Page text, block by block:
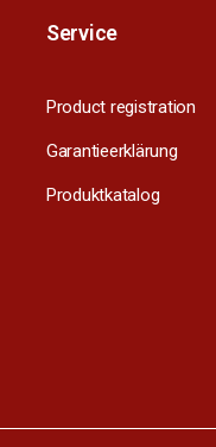
Service
Product registration
Garantieerklärung
Produktkatalog